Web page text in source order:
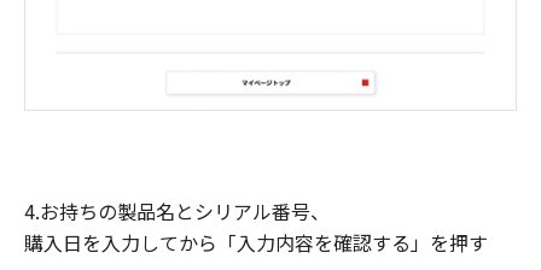
4.お持ちの製品名とシリアル番号、
購入日を入力してから「入力内容を確認する」を押す